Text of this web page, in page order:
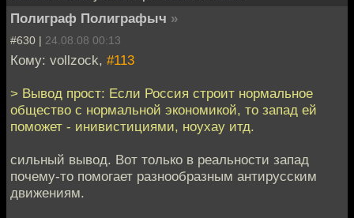
Полиграф Полиграфыч »
#630 | 24.08.08 00:13
Кому: vollzock, #113
> Вывод прост: Если Россия строит нормальное
общество с нормальной экономикой, то запад ей
поможет - инивистициями, ноухау итд.
сильный вывод. Вот только в реальности запад
почему-то помогает разнообразным антирусским
движениям.